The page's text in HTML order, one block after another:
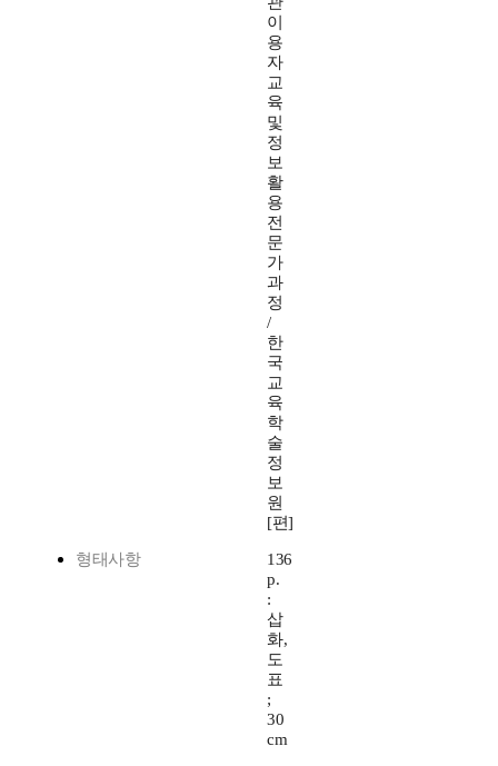
이
용
자
교
육
및
정
보
활
용
전
문
가
과
정
/
한
국
교
육
학
술
정
보
원
[편]
형태사항
136
p.
:
삽
화,
도
표
;
30
cm